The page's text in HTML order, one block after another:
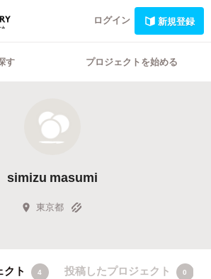
ログイン 新規登録
す プロジェクトを始める
simizu masumi
東京都
ト 4 投稿したプロジェクト 0